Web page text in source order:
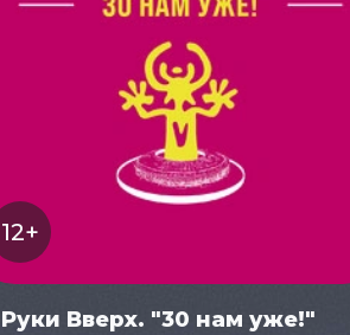
12+
Руки Вверх. "30 нам уже!"